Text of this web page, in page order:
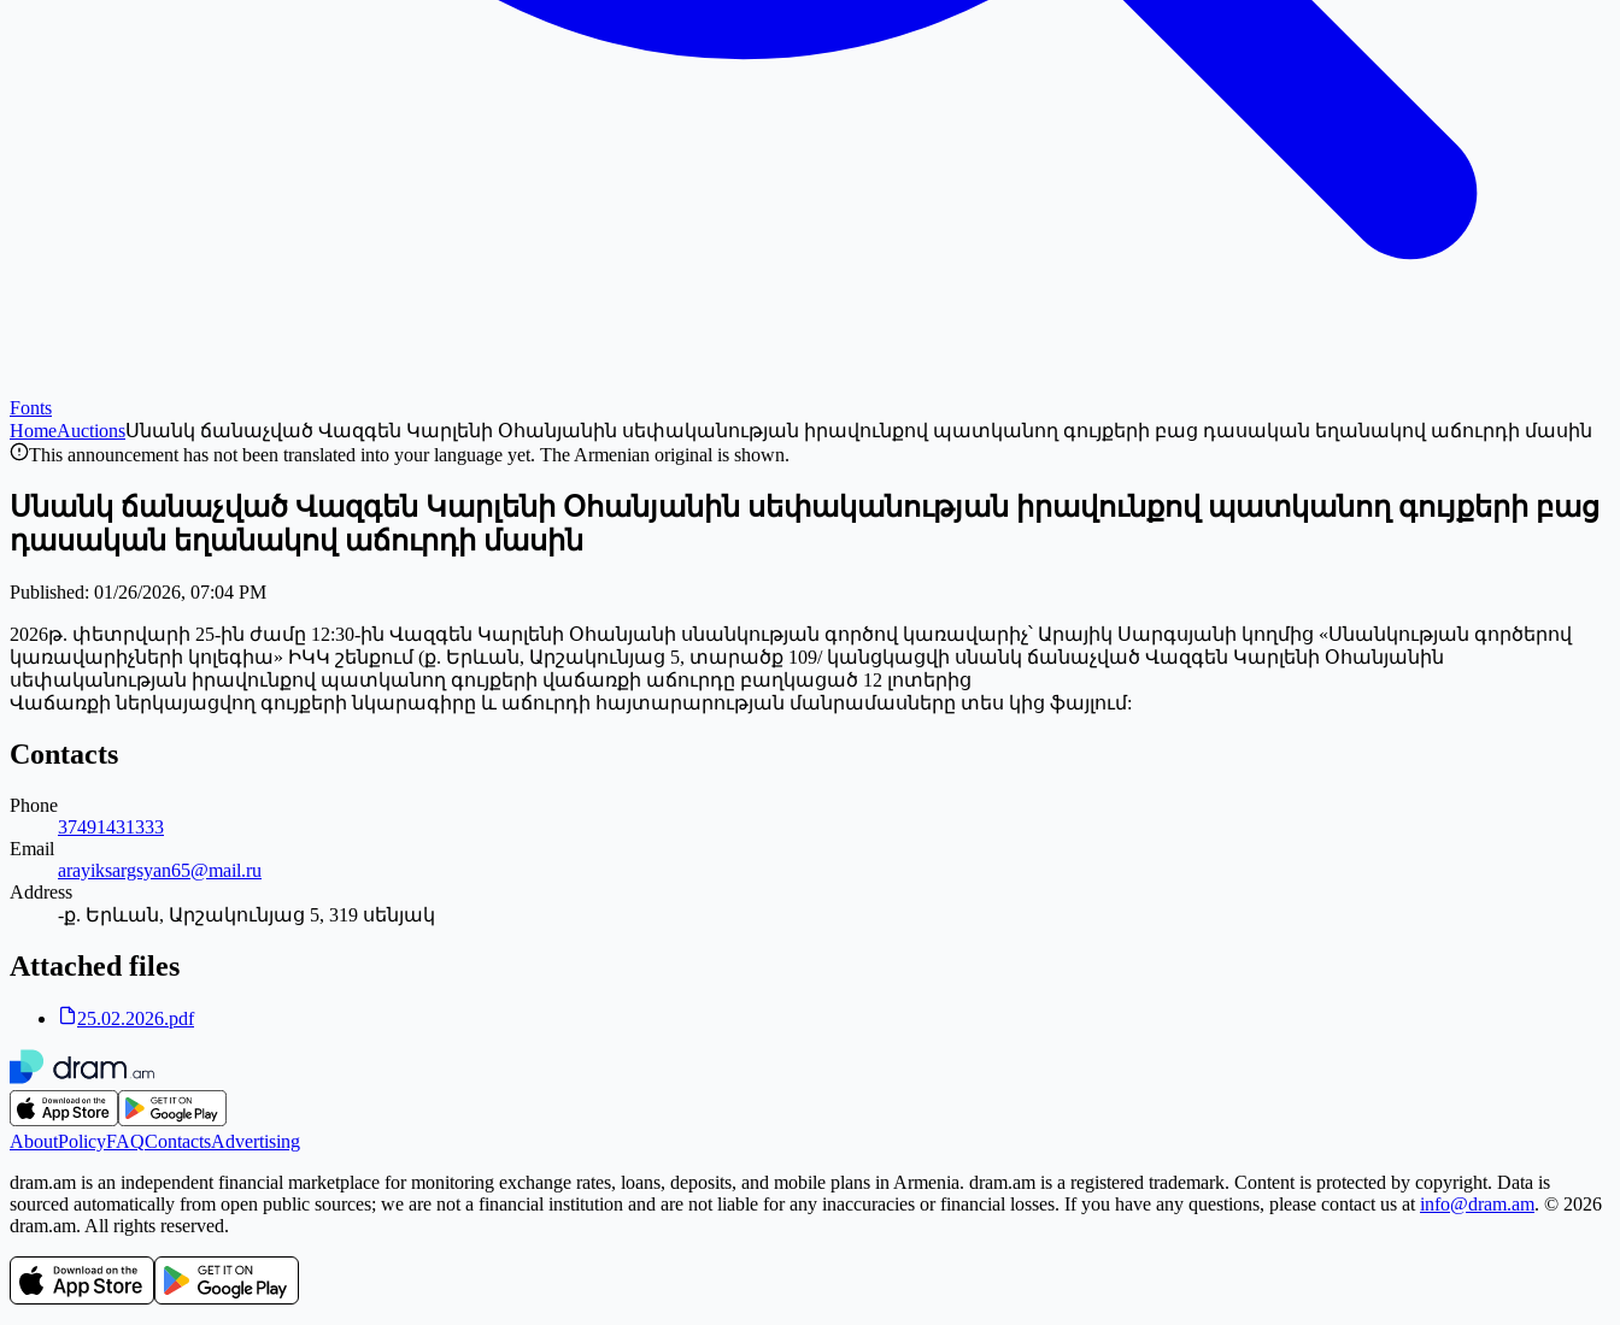
Fonts
HomeAuctionsՍնանկ ճանաչված Վազգեն Կարլենի Օհանյանին սեփականության իրավունքով պատկանող գույքերի բաց դասական եղանակով աճուրդի մասին
This announcement has not been translated into your language yet. The Armenian original is shown.
Սնանկ ճանաչված Վազգեն Կարլենի Օհանյանին սեփականության իրավունքով պատկանող գույքերի բաց
դասական եղանակով աճուրդի մասին
Published: 01/26/2026, 07:04 PM
2026թ. փետրվարի 25-ին ժամը 12:30-ին Վազգեն Կարլենի Օհանյանի սնանկության գործով կառավարիչ՝ Արայիկ Սարգսյանի կողմից «Սնանկության գործերով
կառավարիչների կոլեգիա» ԻԿԿ շենքում (ք. Երևան, Արշակունյաց 5, տարածք 109/ կանցկացվի սնանկ ճանաչված Վազգեն Կարլենի Օհանյանին
սեփականության իրավունքով պատկանող գույքերի վաճառքի աճուրդը բաղկացած 12 լոտերից
Վաճառքի ներկայացվող գույքերի նկարագիրը և աճուրդի հայտարարության մանրամասները տես կից ֆայլում:
Contacts
Phone
37491431333
Email
arayiksargsyan65@mail.ru
Address
-ք. Երևան, Արշակունյաց 5, 319 սենյակ
Attached files
25.02.2026.pdf
AboutPolicyFAQContactsAdvertising
dram.am is an independent financial marketplace for monitoring exchange rates, loans, deposits, and mobile plans in Armenia. dram.am is a registered trademark. Content is protected by copyright. Data is
sourced automatically from open public sources; we are not a financial institution and are not liable for any inaccuracies or financial losses. If you have any questions, please contact us at info@dram.am. © 2026
dram.am. All rights reserved.